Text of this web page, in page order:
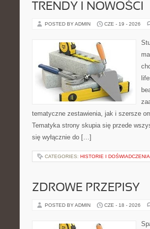
TRENDY I NOWOŚCI
POSTED BY ADMIN CZE - 19 - 2026
tematyczne zestawienia, jak i szersze
Tematyka strony skupia się przede
się wyłącznie do […]
CATEGORIES: HISTORIE I
ZDROWE PRZEPISY
POSTED BY ADMIN CZE - 18 - 2026